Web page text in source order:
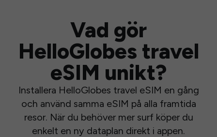
Vad gör
HelloGlobes travel
eSIM unikt?
Installera HelloGlobes travel eSIM en gång
och använd samma eSIM på alla framtida
resor. När du behöver mer surf köper du
enkelt en ny dataplan direkt i appen.